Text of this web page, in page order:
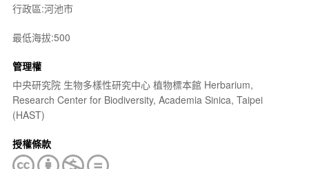
行政區:河池市
最低海拔:500
管理權
中央研究院 生物多樣性研究中心 植物標本館 Herbarium,
Research Center for Biodiversity, Academia Sinica, Taipei
(HAST)
授權條款